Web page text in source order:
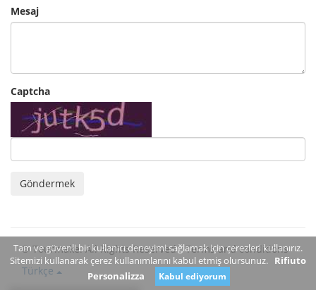
Mesaj
Captcha
Göndermek
© Tourmake. All Rights Reserved -Terms and conditions
Türkçe
Tam ve güvenli bir kullanıcı deneyimi sağlamak için çerezleri kullanırız.
Sitemizi kullanarak çerez kullanımlarını kabul etmiş olursunuz. Rifiuto
Personalizza
Kabul ediyorum